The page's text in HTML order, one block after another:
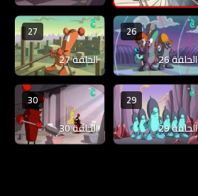
26
الحلقة 26
27
الحلقة 27
29
الحلقة 29
30
الحلقة 30